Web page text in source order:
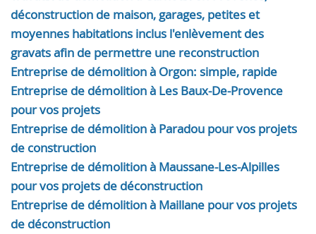
déconstruction de maison, garages, petites et
moyennes habitations inclus l'enlèvement des
gravats afin de permettre une reconstruction
Entreprise de démolition à Orgon: simple, rapide
Entreprise de démolition à Les Baux-De-Provence
pour vos projets
Entreprise de démolition à Paradou pour vos projets
de construction
Entreprise de démolition à Maussane-Les-Alpilles
pour vos projets de déconstruction
Entreprise de démolition à Maillane pour vos projets
de déconstruction